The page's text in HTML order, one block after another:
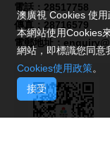
電話：28517758
傳真：28716579
電郵地址：
澳廣視 Cookies 使用
本網站使用Cookies
網站，即標識您同意
Cookies使用政策。
接受